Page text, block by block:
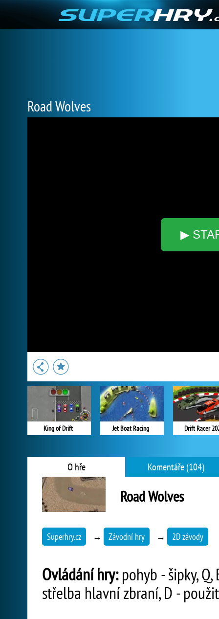
Road Wolves
▶
King of Drift Jet Boat Racing Drift Racer
O hře Komentáře (104)
Road Wolves
Superhry.cz → Závodní hry → 2D závody
Ovládání hry:pohyb - šipky, Q,
střelba hlavní zbraní, D -